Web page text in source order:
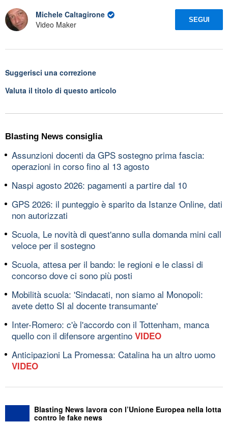
Michele Caltagirone
Video Maker
SEGUI
Suggerisci una correzione
Valuta il titolo di questo articolo
Blasting News consiglia
Assunzioni docenti da GPS sostegno prima fascia:
operazioni in corso fino al 13 agosto
Naspi agosto 2026: pagamenti a partire dal 10
GPS 2026: il punteggio è sparito da Istanze Online, dati
non autorizzati
Scuola, Le novità di quest'anno sulla domanda mini call
veloce per il sostegno
Scuola, attesa per il bando: le regioni e le classi di
concorso dove ci sono più posti
Mobilità scuola: 'Sindacati, non siamo al Monopoli:
avete detto SI al docente transumante'
Inter-Romero: c'è l'accordo con il Tottenham, manca
quello con il difensore argentino VIDEO
Anticipazioni La Promessa: Catalina ha un altro uomo
VIDEO
Blasting News lavora con l’Unione Europea nella lotta
contro le fake news